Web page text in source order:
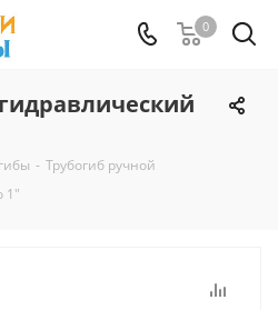
0
- Трубогиб ручной
1"